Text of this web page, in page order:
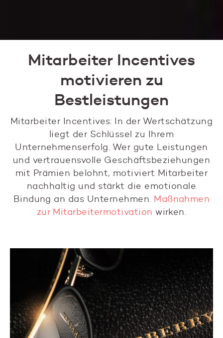
Mitarbeiter Incentives
motivieren zu
Bestleistungen
Mitarbeiter Incentives: In der Wertschätzung
liegt der Schlüssel zu Ihrem
Unternehmenserfolg. Wer gute Leistungen
und vertrauensvolle Geschäftsbeziehungen
mit Prämien belohnt, motiviert Mitarbeiter
nachhaltig und stärkt die emotionale
Bindung an das Unternehmen. Maßnahmen
zur Mitarbeitermotivation wirken.